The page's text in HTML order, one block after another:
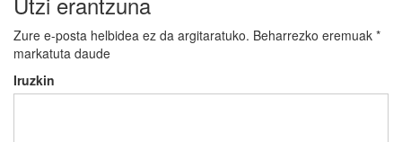
Zure e-posta helbidea ez da argitaratuko. Beharrezko eremuak *
markatuta daude
Iruzkin